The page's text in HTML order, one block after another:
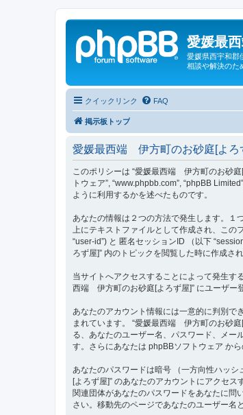
愛媛最
愛媛県西宇和郡
相談や解決のた
クイックリンク FAQ
掲示板トップ
愛媛最西端 伊方町のお砂庭[よろ
このポリシーは “愛媛最西端 伊方町のお砂庭
トウェア”, “www.phpbb.com”, “phpBB
ように利用するかを述べたものです。
あなたの情報は２つの方法で発生します。
上にテキストファイルとして作成され、こ
“user-id”) と 匿名セッションID （以下
ろず屋]” 内のトピックを閲覧した時に作成さ
当サイトへアクセスすることによって発生す
西端 伊方町のお砂庭[よろず屋]” にユーザー
あなたのアカウント情報には一意的に判別で
まれています。 “愛媛最西端 伊方町のお砂
る、あなたのユーザー名、パスワード、メー
す。さらにあなたは phpBBソフトウェア か
あなたのパスワードは暗号 （一方向性ハッ
[よろず屋]” のあなたのアカウントにアクセ
関連団体があなたのパスワードをあなたに問
さい。移動先のページであなたのユーザー名